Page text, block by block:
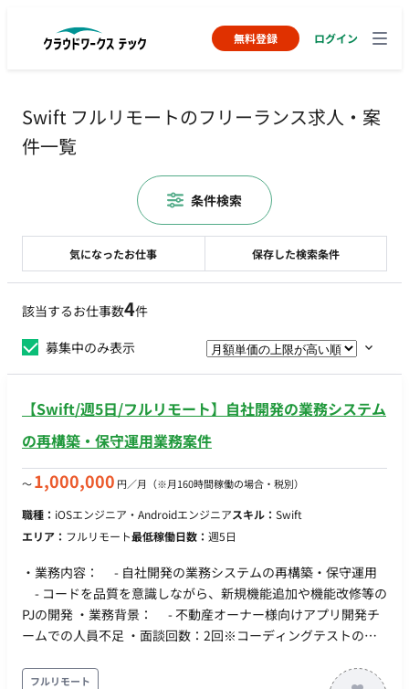
無料登録 ログイン
Swift フルリモートのフリーランス求人・案
件一覧
該当するお仕事数4件
募集中のみ表示
【Swift/週5日/フルリモート】自社開発の業務システム
の再構築・保守運用業務案件
〜1,000,000 円／月 （※月160時間稼働の場合・税別）
職種： iOSエンジニア・Androidエンジニアスキル： Swift
エリア： フルリモート最低稼働日数： 週5日
・業務内容： - 自社開発の業務システムの再構築・保守運用
- コードを品質を意識しながら、新規機能追加や機能改修等の
PJの開発 ・業務背景： - 不動産オーナー様向けアプリ開発チ
ームでの人員不足 ・面談回数：2回※コーディングテストの説
フルリモート
気になったお仕事 保存した検索条件
条件検索